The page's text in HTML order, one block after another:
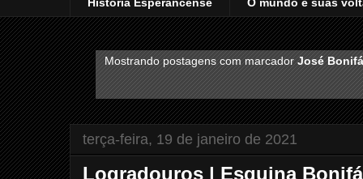
Mostrando postagens com marcadorJosé
terça-feira, 19 de janeiro de 2021
Logradouros | Esquina